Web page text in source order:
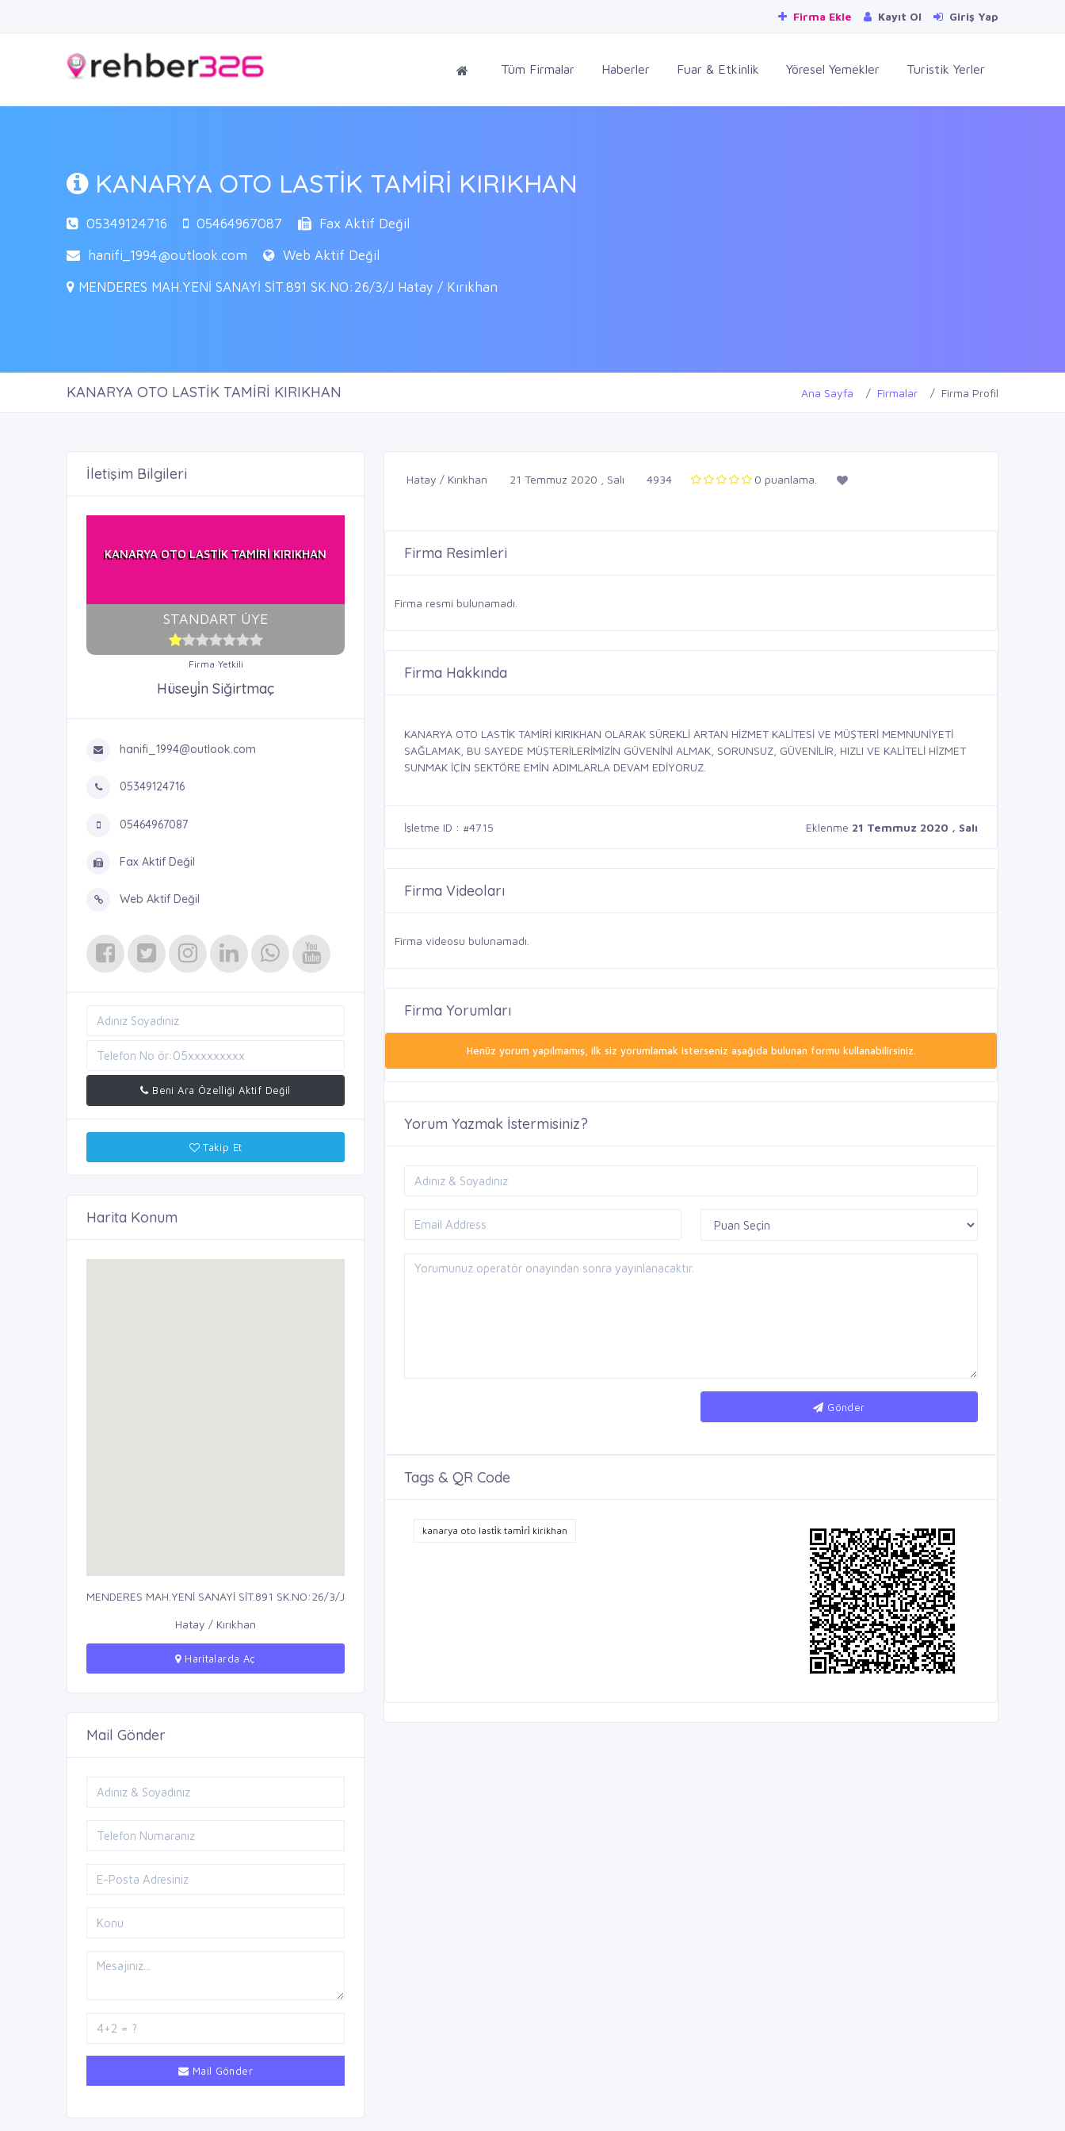
Firma Ekle Kayıt Ol Giriş Yap
Tüm Firmalar Haberler Fuar & Etkinlik Yöresel Yemekler Turistik Yerler
KANARYA OTO LASTİK TAMİRİ KIRIKHAN
05349124716 05464967087
Fax Aktif Değil
hanifi_1994@outlook.com
Web Aktif Değil
MENDERES MAH.YENİ SANAYİ SİT.891 SK.NO:26/3/J Hatay / Kırıkhan
KANARYA OTO LASTİK TAMİRİ KIRIKHAN Ana Sayfa Firmalar Firma Profil
İletişim Bilgileri
KANARYA OTO LASTİK TAMİRİ KIRIKHAN
STANDART ÜYE
Firma Yetkili
Hüseyi̇n Siğirtmaç
hanifi_1994@outlook.com
05349124716
05464967087
Fax Aktif Değil
Web Aktif Değil
Beni Ara Özelliği Aktif Değil
Takip Et
Harita Konum
MENDERES MAH.YENİ SANAYİ SİT.891 SK.NO:26/3/J
Hatay / Kırıkhan
Haritalarda Aç
Mail Gönder
Mail Gönder
Hatay / Kırıkhan 21 Temmuz 2020 , Salı 4934 0 puanlama.
Firma Resimleri
Firma resmi bulunamadı.
Firma Hakkında
KANARYA OTO LASTİK TAMİRİ KIRIKHAN OLARAK SÜREKLİ ARTAN HİZMET KALİTESİ VE MÜŞTERİ MEMNUNİYETİ
SAĞLAMAK, BU SAYEDE MÜŞTERİLERİMİZİN GÜVENİNİ ALMAK, SORUNSUZ, GÜVENİLİR, HIZLI VE KALİTELİ HİZMET
SUNMAK İÇİN SEKTÖRE EMİN ADIMLARLA DEVAM EDİYORUZ.
İşletme ID : #4715 Eklenme 21 Temmuz 2020 , Salı
Firma Videoları
Firma videosu bulunamadı.
Firma Yorumları
Henüz yorum yapılmamış, ilk siz yorumlamak isterseniz aşağıda bulunan formu kullanabilirsiniz.
Yorum Yazmak İstermisiniz?
Gönder
Tags & QR Code
kanarya oto lasti̇k tami̇ri̇ kirikhan